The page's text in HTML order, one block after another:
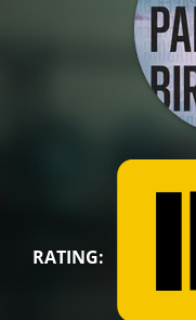
RATING: